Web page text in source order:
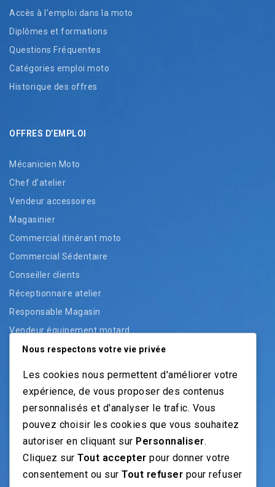
Accès à l’emploi dans la moto
Diplômes et formations
Questions Fréquentes
Catégories emploi moto
Historique des offres
OFFRES D’EMPLOI
Mécanicien Moto
Chef d’atelier
Vendeur accessoires
Magasinier
Commercial itinérant moto
Commercial Sédentaire
Conseiller clients
Réceptionnaire atelier
Responsable Magasin
Vendeur équipement motard
Vendeur pièces
Vendeur véhicules occasion
NOS GUIDES
Recrutement moto: Le guide pour recruteurs
Recrutement mécanicien moto
Nous respectons votre vie privée
Les cookies nous permettent d'améliorer votre
expérience, de vous proposer des contenus
personnalisés et d'analyser le trafic. Vous
pouvez choisir les cookies que vous souhaitez
autoriser en cliquant sur Personnaliser.
Cliquez sur Tout accepter pour donner votre
consentement ou sur Tout refuser pour refuser